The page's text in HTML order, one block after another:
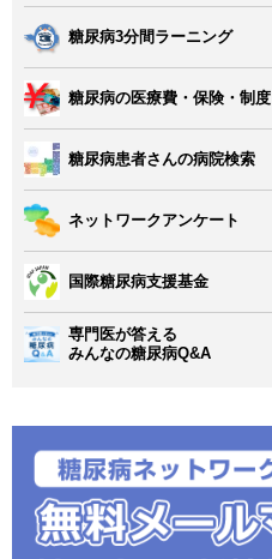
糖尿病3分間ラーニング
糖尿病の医療費・保険・制度
糖尿病患者さんの病院検索
ネットワークアンケート
国際糖尿病支援基金
専門医が答える
みんなの糖尿病Q&A